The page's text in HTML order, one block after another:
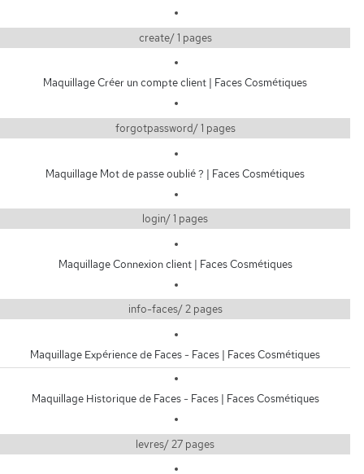
create/ 1 pages
Maquillage Créer un compte client | Faces Cosmétiques
forgotpassword/ 1 pages
Maquillage Mot de passe oublié ? | Faces Cosmétiques
login/ 1 pages
Maquillage Connexion client | Faces Cosmétiques
info-faces/ 2 pages
Maquillage Expérience de Faces - Faces | Faces Cosmétiques
Maquillage Historique de Faces - Faces | Faces Cosmétiques
levres/ 27 pages